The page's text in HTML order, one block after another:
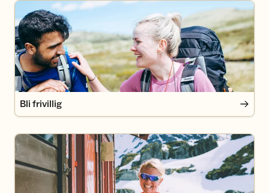
Bli frivillig
Bli frivillig
Bli medlem